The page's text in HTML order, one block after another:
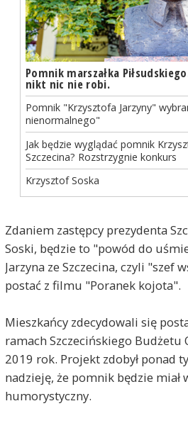
Pomnik marszałka
nikt nic nie robi.
Pomnik "Krzysztofa Jarzyny"
nienormalnego"
Jak będzie wyglądać pomnik
Szczecina? Rozstrzygnie konkurs
Krzysztof Soska
Zdaniem zastępcy prezydenta
Soski, będzie to "powód do
Jarzyna ze Szczecina, czyli "szef
postać z filmu "Poranek kojota".
Mieszkańcy zdecydowali się
ramach Szczecińskiego Budżetu
2019 rok. Projekt zdobył ponad
nadzieję, że pomnik będzie miał
humorystyczny.